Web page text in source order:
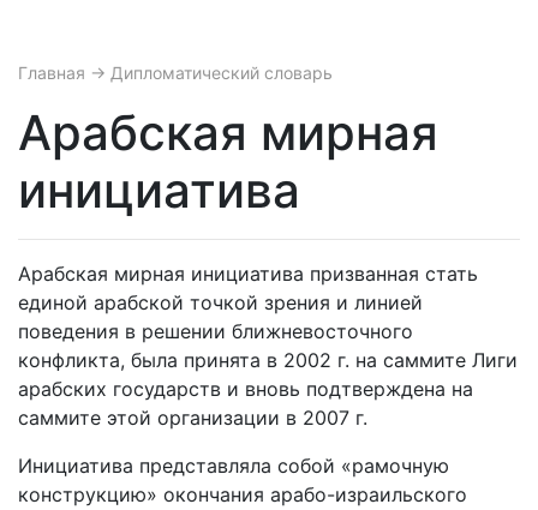
Главная → Дипломатический словарь
Арабская мирная
инициатива
Арабская мирная инициатива призванная стать
единой арабской точкой зрения и линией
поведения в решении ближневосточного
конфликта, была принята в 2002 г. на саммите Лиги
арабских государств и вновь подтверждена на
саммите этой организации в 2007 г.
Инициатива представляла собой «рамочную
конструкцию» окончания арабо-израильского